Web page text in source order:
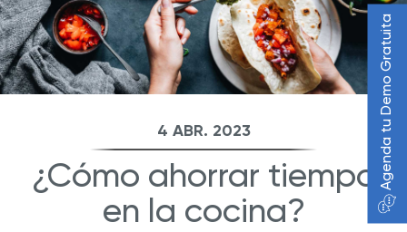
4 ABR. 2023
¿Cómo ahorrar tiempo
en la cocina?
Agenda tu Demo Gratuita